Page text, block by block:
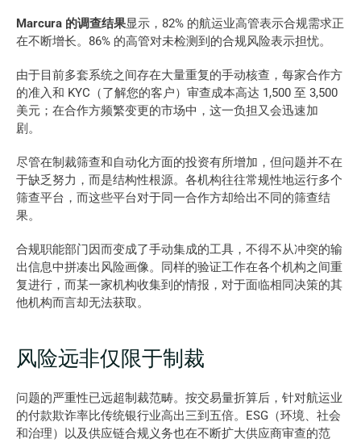
Marcura 的调查结果显示，82% 的航运业高管表示合规需求正
在不断增长。86% 的高管对未检测到的合规风险表示担忧。
由于目前多套系统之间存在大量重复的手动核查，每家合作方
的准入和 KYC（了解您的客户）审查成本高达 1,500 至 3,500
美元；在合作方频繁变更的市场中，这一负担又会迅速加
剧。
尽管在制裁筛查和自动化方面的投资有所增加，但问题并不在
于缺乏努力，而是结构性根源。各机构往往常规性地运行多个
筛查平台，而这些平台对于同一合作方却给出不同的筛查结
果。
合规职能部门因而变成了手动集成的工具，不得不从冲突的输
出信息中拼凑出风险画像。同样的验证工作在各个机构之间重
复进行，而某一家机构收集到的情报，对于面临相同决策的其
他机构而言却无法获取。
风险远非仅限于制裁
问题的严重性已远超制裁范畴。按交易量折算后，针对航运业
的付款欺诈率比传统银行业高出三到五倍。ESG（环境、社会
和治理）以及供应链合规义务也在不断扩大供应商审查的范